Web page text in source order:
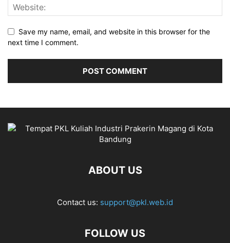
Save my name, email, and website in this browser for the
next time I comment.
ABOUT US
Contact us: support@pkl.web.id
FOLLOW US